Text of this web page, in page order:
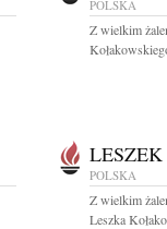
POLSKA
Z wielkim
POLSKA
Z wielkim
Leszka